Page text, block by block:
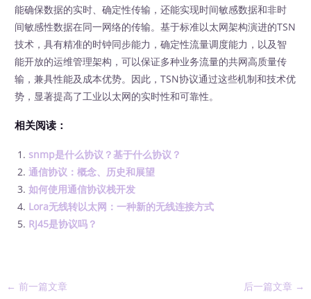
能确保数据的实时、确定性传输，还能实现时间敏感数据和非时
间敏感性数据在同一网络的传输。基于标准以太网架构演进的TSN
技术，具有精准的时钟同步能力，确定性流量调度能力，以及智
能开放的运维管理架构，可以保证多种业务流量的共网高质量传
输，兼具性能及成本优势。因此，TSN协议通过这些机制和技术优
势，显著提高了工业以太网的实时性和可靠性。
相关阅读：
snmp是什么协议？基于什么协议？
通信协议：概念、历史和展望
如何使用通信协议栈开发
Lora无线转以太网：一种新的无线连接方式
RJ45是协议吗？
← 前一篇文章 后一篇文章 →